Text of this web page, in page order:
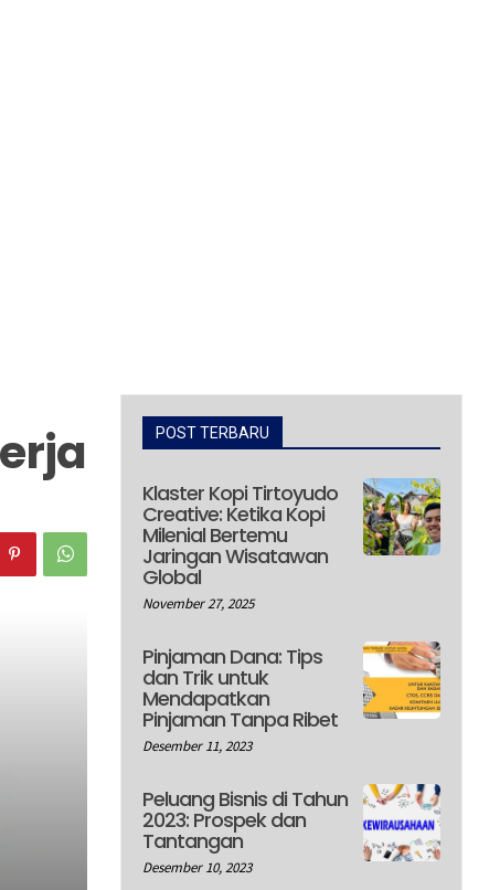
POST TERBARU
Klaster Kopi Tirtoyudo
Creative: Ketika Kopi
Milenial Bertemu
Jaringan Wisatawan
Global
November 27, 2025
Pinjaman Dana: Tips
dan Trik untuk
Mendapatkan
Pinjaman Tanpa Ribet
Desember 11, 2023
Peluang Bisnis di Tahun
2023: Prospek dan
Tantangan
Desember 10, 2023